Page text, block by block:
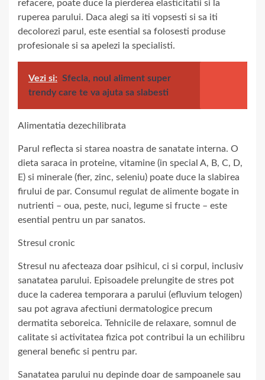
refacere, poate duce la pierderea elasticitatii si la
ruperea parului. Daca alegi sa iti vopsesti si sa iti
decolorezi parul, este esential sa folosesti produse
profesionale si sa apelezi la specialisti.
Vezi si: Sfecla, noul aliment super
trendy care te va ajuta sa slabesti
Alimentatia dezechilibrata
Parul reflecta si starea noastra de sanatate interna. O
dieta saraca in proteine, vitamine (in special A, B, C, D,
E) si minerale (fier, zinc, seleniu) poate duce la slabirea
firului de par. Consumul regulat de alimente bogate in
nutrienti – oua, peste, nuci, legume si fructe – este
esential pentru un par sanatos.
Stresul cronic
Stresul nu afecteaza doar psihicul, ci si corpul, inclusiv
sanatatea parului. Episoadele prelungite de stres pot
duce la caderea temporara a parului (efluvium telogen)
sau pot agrava afectiuni dermatologice precum
dermatita seboreica. Tehnicile de relaxare, somnul de
calitate si activitatea fizica pot contribui la un echilibru
general benefic si pentru par.
Sanatatea parului nu depinde doar de sampoanele sau